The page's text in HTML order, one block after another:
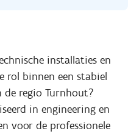
installaties en
rol binnen een stabiel
regio Turnhout?
in engineering en
voor de professionele